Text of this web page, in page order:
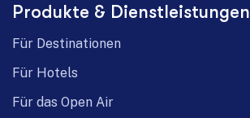
English
Produkte & Dienstleistungen
Für Destinationen
Für Hotels
Für das Open Air